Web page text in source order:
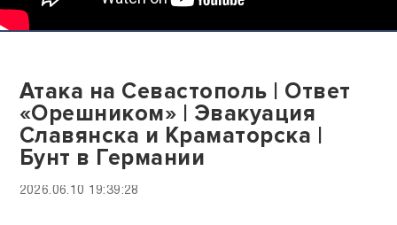
Атака на Севастополь | Ответ
«Орешником» | Эвакуация
Славянска и Краматорска |
Бунт в Германии
2026.06.10 19:39:28